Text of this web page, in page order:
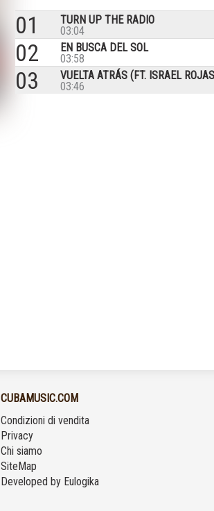
01
TURN UP THE RADIO
03:04
02
EN BUSCA DEL SOL
03:58
03
VUELTA ATRÁS (FT. ISRAEL
03:46
CUBAMUSIC.COM
Condizioni di vendita
Privacy
Chi siamo
SiteMap
Developed by Eulogika